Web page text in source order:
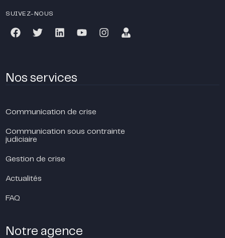
SUIVEZ-NOUS
Nos services
Communication de crise
Communication sous contrainte
judiciaire
Gestion de crise
Actualités
FAQ
Notre agence